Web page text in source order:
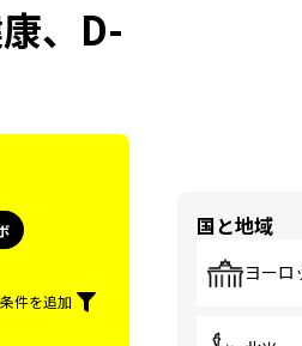
、D-
件を追加
国と地域
ヨーロ